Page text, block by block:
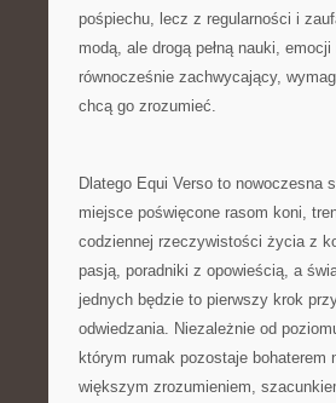
pośpiechu, lecz z regularności i
modą, ale drogą pełną nauki,
równocześnie zachwycający,
chcą go zrozumieć.
Dlatego Equi Verso to nowoczesna
miejsce poświęcone rasom koni,
codziennej rzeczywistości życia z
pasją, poradniki z opowieścią, a
jednych będzie to pierwszy krok
odwiedzania. Niezależnie od
którym rumak pozostaje
większym zrozumieniem,